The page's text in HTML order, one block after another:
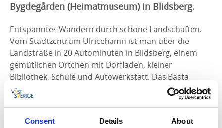
Consent Details About
Bygdegården (Heimatmuseum) in Blidsberg.
Entspanntes Wandern durch schöne Landschaften.
Vom Stadtzentrum Ulricehamn ist man über die
Landstraße in 20 Autominuten in Blidsberg, einem
gemütlichen Örtchen mit Dorfladen, kleiner
Bibliothek, Schule und Autowerkstatt. Das Basta
Kvarn Kafé ist unbedingt einen Besuch wert!
Vom Parkplatz des Heimatmuseums aus erreicht man
nach ca. 1 km (einfacher Weg) die Wanderwege.